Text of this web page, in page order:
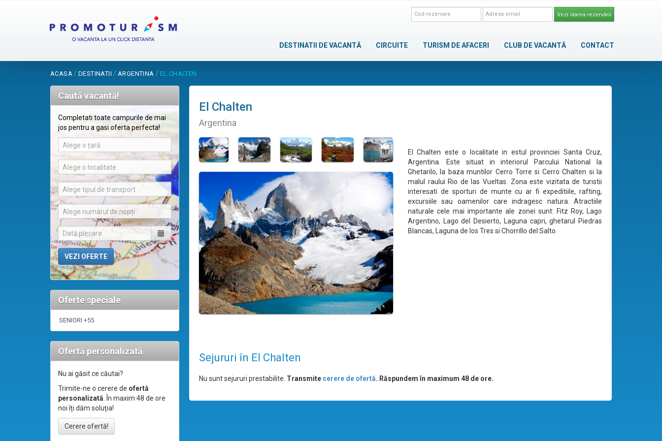
Vezi starea rezervării
DESTINATII DE VACANTĂ CIRCUITE TURISM DE AFACERI CLUB DE VACANTĂ CONTACT
ACASA / DESTINATII / ARGENTINA / EL CHALTEN
Caută vacantă!
Completati toate campurile de mai
jos pentru a gasi oferta perfecta!
Alege o țară
Alege o localitate
Alege tipul de transport
Alege numărul de nopți
Oferte speciale
SENIORI +55
Ofertă personalizată
Nu ai găsit ce căutai?
Trimite-ne o cerere de ofertă
personalizată. În maxim 48 de ore
noi îți dăm soluția!
Cerere ofertă!
El Chalten
Argentina
El Chalten este o localitate in estul provinciei Santa Cruz,
Argentina. Este situat in interiorul Parcului National la
Ghetarilo, la baza muntilor Cerro Torre si Cerro Chalten si la
malul raului Rio de las Vueltas. Zona este vizitata de turistii
interesati de sporturi de munte cu ar fi expeditiile, rafting,
excursiile sau oamenilor care indragesc natura. Atractiile
naturale cele mai importante ale zonei sunt: Fitz Roy, Lago
Argentino, Lago del Desierto, Laguna capri, ghetarul Piedras
Blancas, Laguna de los Tres si Chorrillo del Salto.
Sejururi în El Chalten
Nu sunt sejururi prestabilite. Transmite cerere de ofertă. Răspundem în maximum 48 de ore.